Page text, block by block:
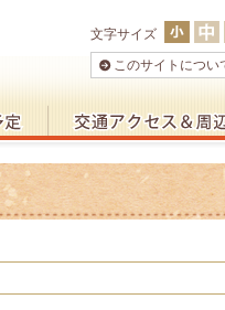
文字サイズ
このサイトについ